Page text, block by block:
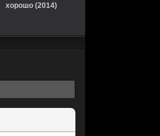
хорошо (2014)